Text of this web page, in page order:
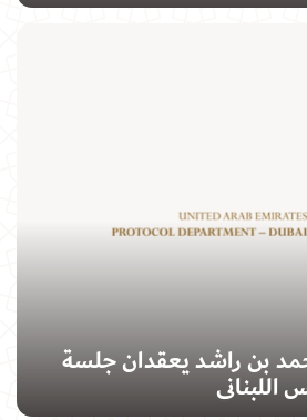
رئيس الدولة و محمد بن راشد يعقدان جلسة
اللبناني